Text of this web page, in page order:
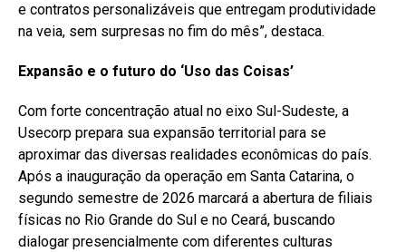
e contratos personalizáveis que entregam produtividade
na veia, sem surpresas no fim do mês”, destaca.
Expansão e o futuro do ‘Uso das Coisas’
Com forte concentração atual no eixo Sul-Sudeste, a
Usecorp prepara sua expansão territorial para se
aproximar das diversas realidades econômicas do país.
Após a inauguração da operação em Santa Catarina, o
segundo semestre de 2026 marcará a abertura de filiais
físicas no Rio Grande do Sul e no Ceará, buscando
dialogar presencialmente com diferentes culturas